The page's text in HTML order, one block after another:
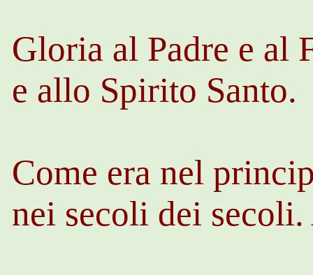
Gloria al Padre e al
e allo Spirito Santo.
Come era nel
nei secoli dei